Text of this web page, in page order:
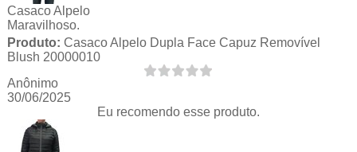
Casaco Alpelo
Maravilhoso.
Produto: Casaco Alpelo Dupla Face Capuz Removível
Blush 20000010
Anônimo
30/06/2025
Eu recomendo esse produto.